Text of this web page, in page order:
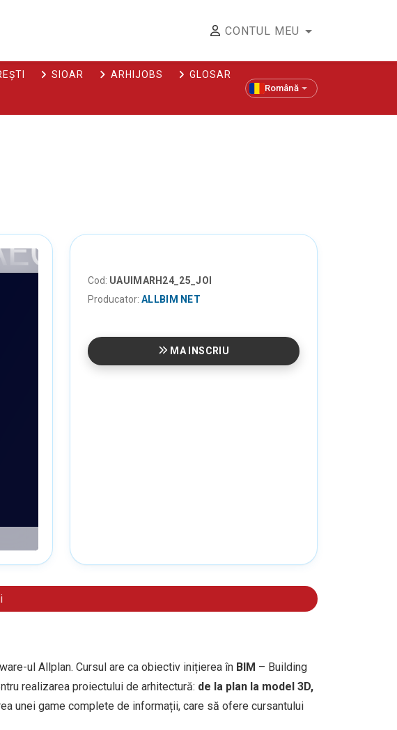
CONTUL MEU
SIOAR ARHIJOBS GLOSAR
Română
Cod: UAUIMARH24_25_JOI
Producator: ALLBIM NET
MA INSCRIU
ul Allplan. Cursul are ca obiectiv inițierea în BIM – Building
realizarea proiectului de arhitectură: de la plan la model 3D,
unei game complete de informații, care să ofere cursantului